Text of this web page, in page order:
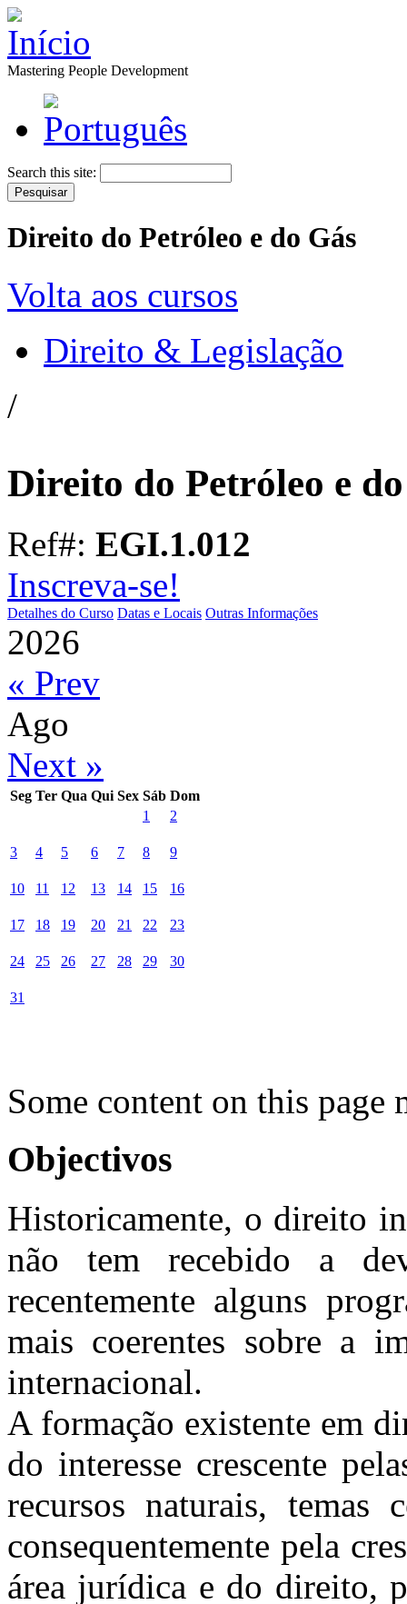
Mastering People Development
Search this site:
Direito do Petróleo e do Gás
Volta aos cursos
Direito & Legislação
/
Direito do Petróleo e
Ref#: EGI.1.012
Inscreva-se!
Detalhes do Curso Datas e Locais Outras Informações
2026
« Prev
Ago
Next »
Seg Ter Qua Qui Sex Sáb Dom
1
2
3 4 5 6 7 8 9
10 11 12 13 14 15 16
17 18 19 20 21 22 23
24 25 26 27 28 29 30
31
Some content on this page
Objectivos
Historicamente, o direito
não tem recebido a
recentemente alguns
mais coerentes sobre a
internacional.
A formação existente em
do interesse crescente
recursos naturais, temas
consequentemente pela
área jurídica e do direito,